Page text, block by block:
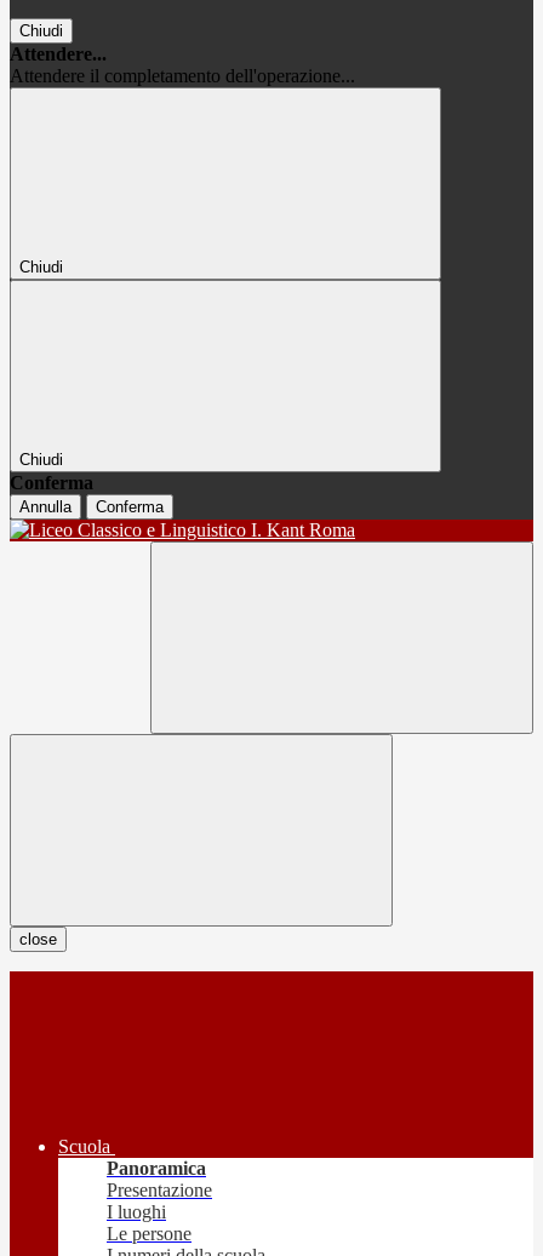
Chiudi
Attendere...
Attendere il completamento dell'operazione...
Chiudi
Chiudi
Conferma
Annulla Conferma
close
Scuola
Panoramica
Presentazione
I luoghi
Le persone